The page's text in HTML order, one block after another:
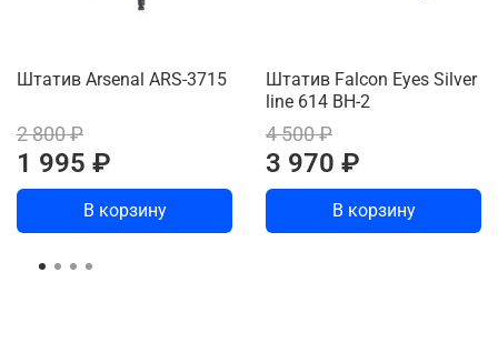
Штатив Arsenal ARS-3715
2 800 ₽
1 995 ₽
В корзину
Штатив Falcon Eyes Silver
line 614 BH-2
4 500 ₽
3 970 ₽
В корзину